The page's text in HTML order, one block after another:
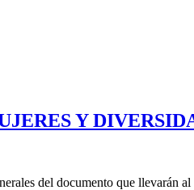
Y
del documento que llevarán